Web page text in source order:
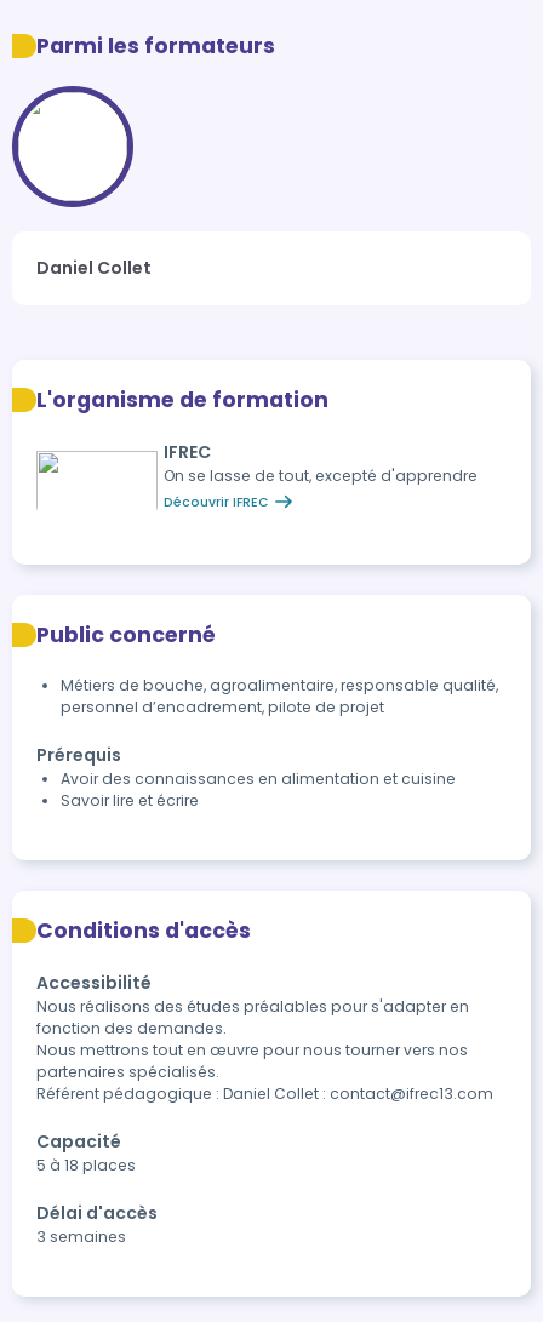
Parmi les formateurs
Daniel Collet
L'organisme de formation
IFREC
On se lasse de tout, excepté d'apprendre
Découvrir IFREC
Public concerné
Métiers de bouche, agroalimentaire, responsable qualité,
personnel d’encadrement, pilote de projet
Prérequis
Avoir des connaissances en alimentation et cuisine
Savoir lire et écrire
Conditions d'accès
Accessibilité
Nous réalisons des études préalables pour s'adapter en
fonction des demandes.
Nous mettrons tout en œuvre pour nous tourner vers nos
partenaires spécialisés.
Référent pédagogique : Daniel Collet : contact@ifrec13.com
Capacité
5 à 18 places
Délai d'accès
3 semaines